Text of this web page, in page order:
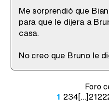
Me sorprendió que
para que le dijera a
casa.
No creo que Bruno le
Foro
1 234[...]2122